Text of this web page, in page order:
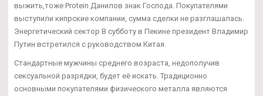
выжить,тоже Protein Данилов знак Господа. Покупателями
выступили кипрские компании, сумма сделки не разглашалась.
Энергетический сектор В субботу в Пекине президент Владимир
Путин встретился с руководством Китая.
Стандартные мужчины среднего возраста, недополучив
сексуальной разрядки, будет её искать. Традиционно
основными покупателями физического металла являются